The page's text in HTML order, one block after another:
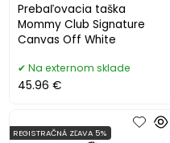
Prebaľovacia taška
Mommy Club Signature
Canvas Off White
Na externom sklade
45.96 €
REGISTRAČNÁ ZĽAVA 5%